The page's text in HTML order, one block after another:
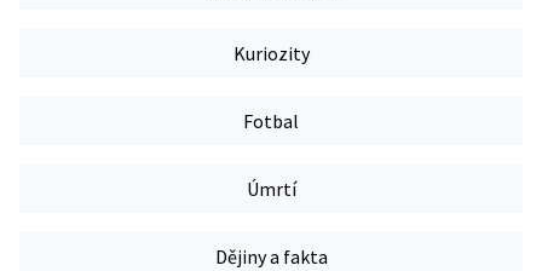
Kuriozity
Fotbal
Úmrtí
Dějiny a fakta